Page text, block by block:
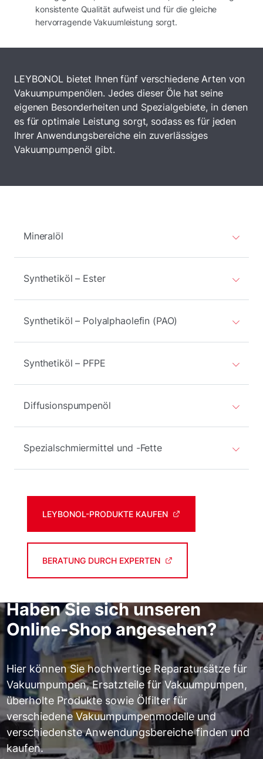
konsistente Qualität aufweist und für die gleiche
hervorragende Vakuumleistung sorgt.
LEYBONOL bietet Ihnen fünf verschiedene Arten von
Vakuumpumpenölen. Jedes dieser Öle hat seine
eigenen Besonderheiten und Spezialgebiete, in denen
es für optimale Leistung sorgt, sodass es für jeden
Ihrer Anwendungsbereiche ein zuverlässiges
Vakuumpumpenöl gibt.
Mineralöl
Synthetiköl – Ester
Synthetiköl – Polyalphaolefin (PAO)
Synthetiköl – PFPE
Diffusionspumpenöl
Spezialschmiermittel und -Fette
LEYBONOL-PRODUKTE KAUFEN
BERATUNG DURCH EXPERTEN
Haben Sie sich unseren
Online-Shop angesehen?
Hier können Sie hochwertige Reparatursätze für
Vakuumpumpen, Ersatzteile für Vakuumpumpen,
überholte Produkte sowie Ölfilter für
verschiedene Vakuumpumpenmodelle und
verschiedenste Anwendungsbereiche finden und
kaufen.